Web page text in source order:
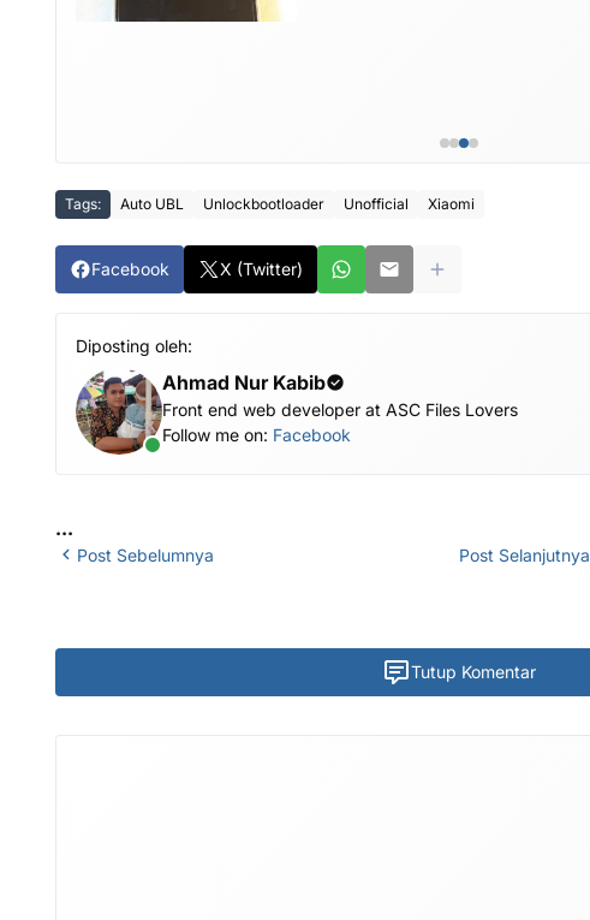
Tags: Auto UBL Unlockbootloader Unofficial Xiaomi
Facebook X (Twitter)
Diposting oleh:
Ahmad Nur Kabib
Front end web developer at ASC Files Lovers
Follow me on: Facebook
...
Post Sebelumnya Post Selanjutnya
Tutup Komentar